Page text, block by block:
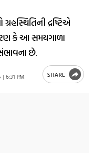
દ્રષ્ટિએ
કે આ સમયગાળા
છે.
| 6:31 PM SHARE